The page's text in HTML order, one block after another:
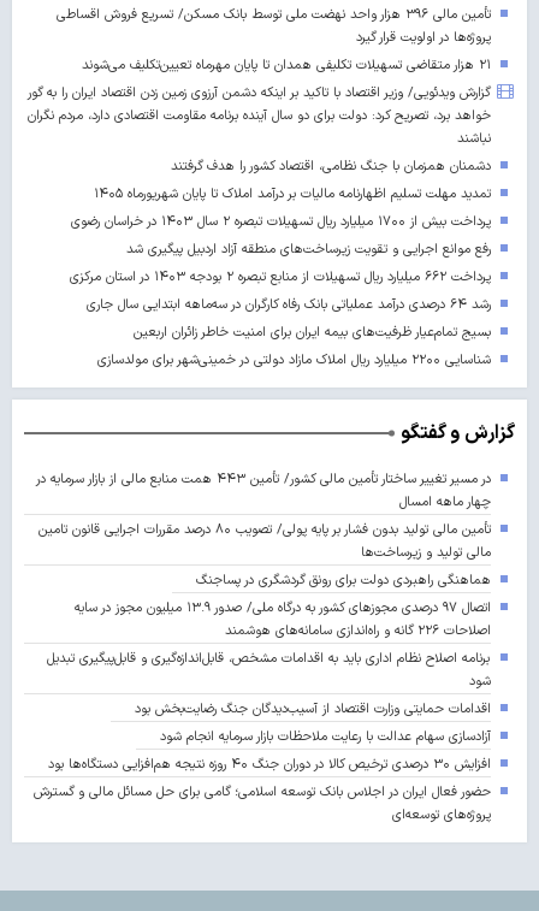
تأمین مالی ۳۹۶ هزار واحد نهضت ملی توسط بانک مسکن/ تسریع فروش اقساطی
پروژه‌ها در اولویت قرار گیرد
۲۱ هزار متقاضی تسهیلات تکلیفی همدان تا پایان مهرماه تعیین‌تکلیف می‌شوند
گزارش ویدئویی/ وزیر اقتصاد با تاکید بر اینکه دشمن آرزوی زمین زدن اقتصاد ایران را به گور
خواهد برد، تصریح کرد: دولت برای دو سال آینده برنامه مقاومت اقتصادی دارد، مردم نگران
نباشند
دشمنان همزمان با جنگ نظامی، اقتصاد کشور را هدف گرفتند
تمدید مهلت تسلیم اظهارنامه مالیات بر درآمد املاک تا پایان شهریورماه ۱۴۰۵
پرداخت بیش از ۱۷۰۰ میلیارد ریال تسهیلات تبصره ۲ سال ۱۴۰۳ در خراسان رضوی
رفع موانع اجرایی و تقویت زیرساخت‌های منطقه آزاد اردبیل پیگیری شد
پرداخت ۶۶۲ میلیارد ریال تسهیلات از منابع تبصره ۲ بودجه ۱۴۰۳ در استان مرکزی
رشد ۶۴ درصدی درآمد عملیاتی بانک رفاه کارگران در سه‌ماهه ابتدایی سال جاری
بسیج تمام‌عیار ظرفیت‌های بیمه ایران برای امنیت خاطر زائران اربعین
شناسایی ۲۲۰۰ میلیارد ریال املاک مازاد دولتی در خمینی‌شهر برای مولدسازی
گزارش و گفتگو
در مسیر تغییر ساختار تأمین مالی کشور/ تأمین ۴۴۳ همت منابع مالی از بازار سرمایه در
چهار ماهه امسال
تأمین مالی تولید بدون فشار بر پایه پولی/ تصویب ۸۰ درصد مقررات اجرایی قانون تامین
مالی تولید و زیرساخت‌ها
هماهنگی راهبردی دولت برای رونق گردشگری در پساجنگ
اتصال ۹۷ درصدی مجوزهای کشور به درگاه ملی/ صدور ۱۳.۹ میلیون مجوز در سایه
اصلاحات ۲۲۶ گانه و راه‌اندازی سامانه‌های هوشمند
برنامه اصلاح نظام اداری باید به اقدامات مشخص، قابل‌اندازه‌گیری و قابل‌پیگیری تبدیل
شود
اقدامات حمایتی وزارت اقتصاد از آسیب‌دیدگان جنگ رضایت‌بخش بود
آزادسازی سهام عدالت با رعایت ملاحظات بازار سرمایه انجام شود
افزایش ۳۰ درصدی ترخیص کالا در دوران جنگ ۴۰ روزه نتیجه هم‌افزایی دستگاه‌ها بود
حضور فعال ایران در اجلاس بانک توسعه اسلامی؛ گامی برای حل مسائل مالی و گسترش
پروژه‌های توسعه‌ای